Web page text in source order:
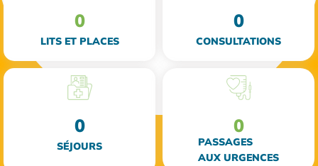
LITS ET PLACES
0
CONSULTATIONS
0
SÉJOURS
0
PASSAGES
AUX URGENCES
0